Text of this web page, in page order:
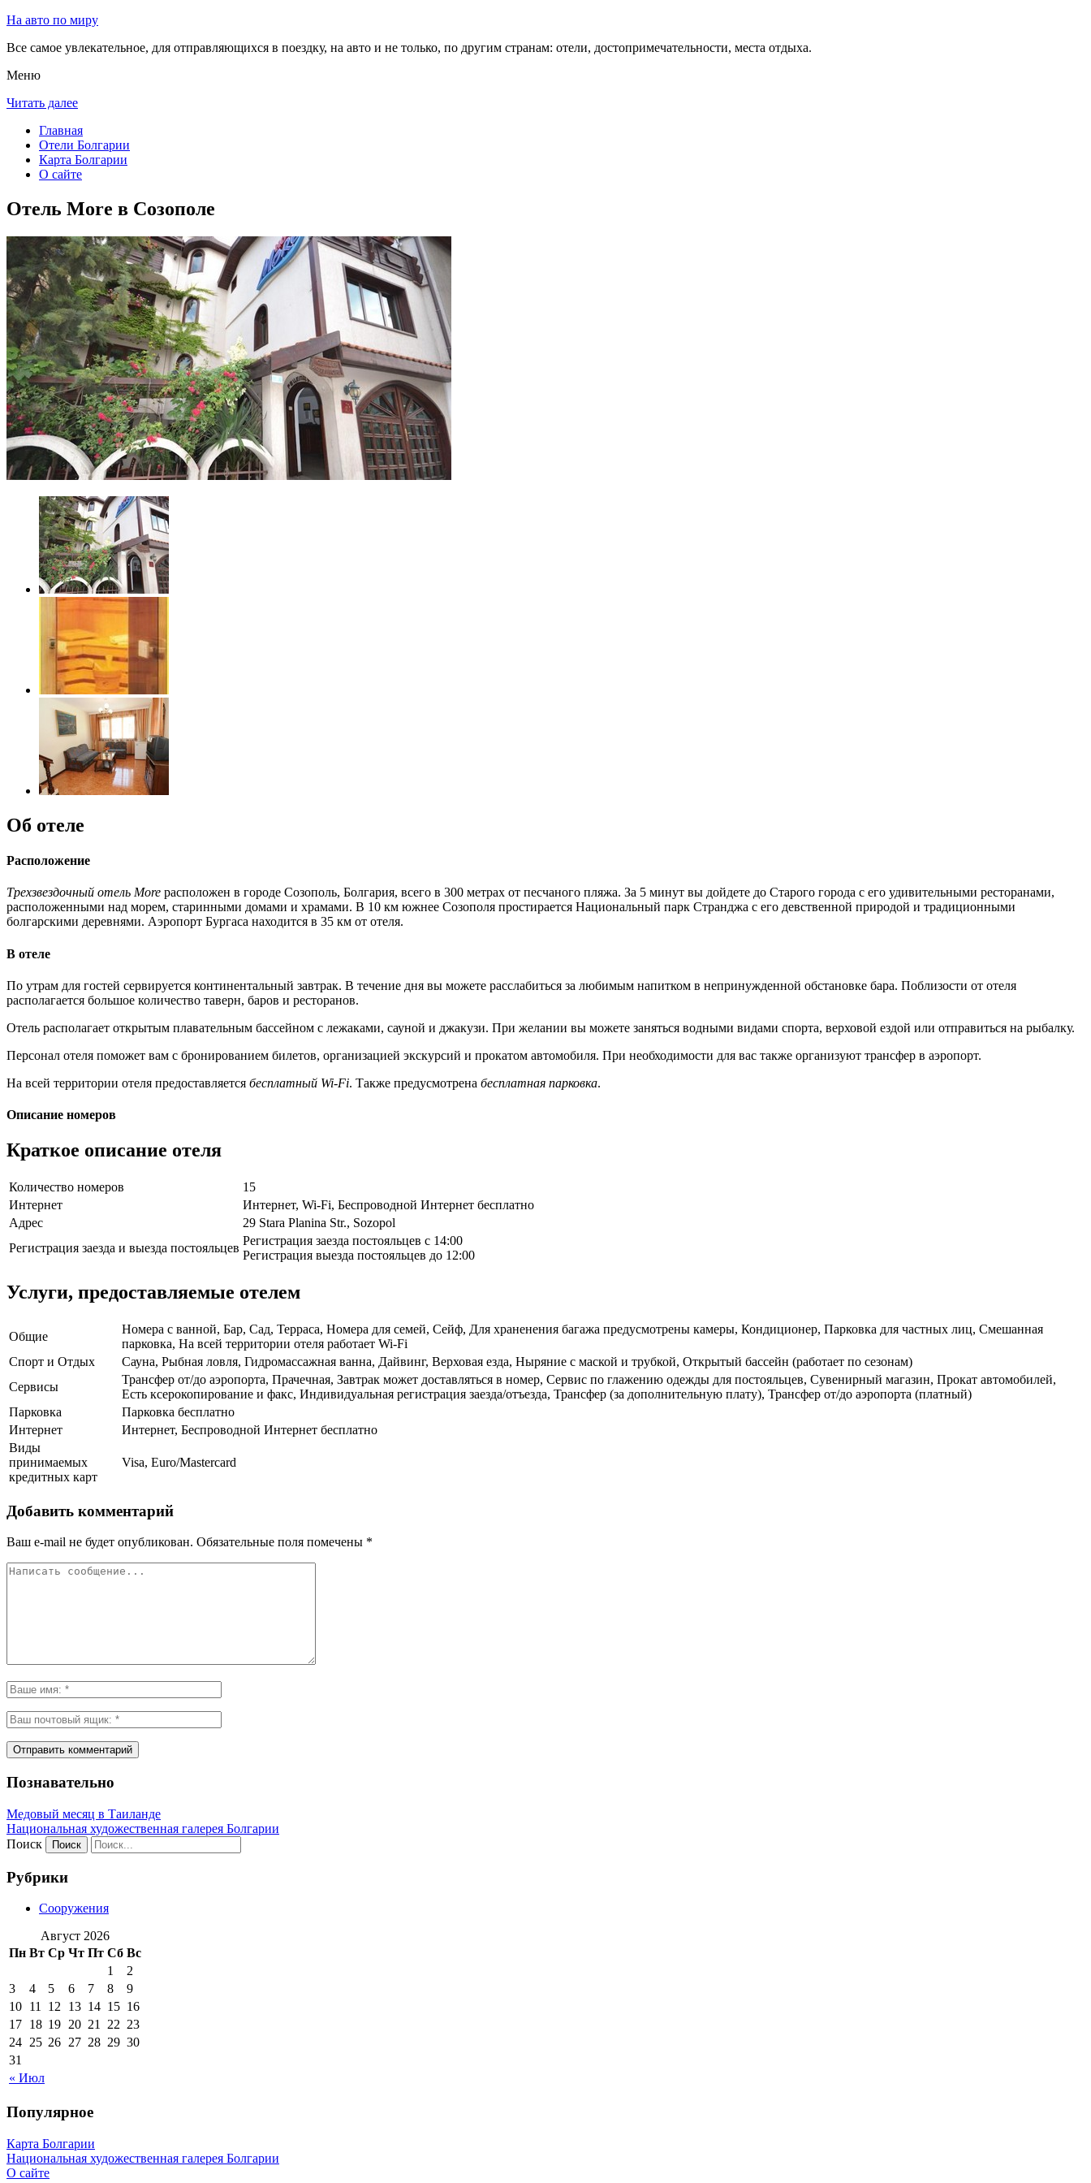
На авто по миру
Все самое увлекательное, для отправляющихся в поездку, на авто и не только, по другим странам: отели, достопримечательности, места отдыха.
Меню
Читать далее
Главная
Отели Болгарии
Карта Болгарии
О сайте
Отель More в Созополе
Об отеле
Расположение
Трехзвездочный отель More расположен в городе Созополь, Болгария, всего в 300 метрах от песчаного пляжа. За 5 минут вы дойдете до Старого города с его удивительными ресторанами,
расположенными над морем, старинными домами и храмами. В 10 км южнее Созополя простирается Национальный парк Странджа с его девственной природой и традиционными
болгарскими деревнями. Аэропорт Бургаса находится в 35 км от отеля.
В отеле
По утрам для гостей сервируется континентальный завтрак. В течение дня вы можете расслабиться за любимым напитком в непринужденной обстановке бара. Поблизости от отеля
располагается большое количество таверн, баров и ресторанов.
Отель располагает открытым плавательным бассейном с лежаками, сауной и джакузи. При желании вы можете заняться водными видами спорта, верховой ездой или отправиться на рыбалку.
Персонал отеля поможет вам с бронированием билетов, организацией экскурсий и прокатом автомобиля. При необходимости для вас также организуют трансфер в аэропорт.
На всей территории отеля предоставляется бесплатный Wi-Fi. Также предусмотрена бесплатная парковка.
Описание номеров
Краткое описание отеля
Количество номеров
15
Интернет
Интернет, Wi-Fi, Беспроводной Интернет бесплатно
Адрес
29 Stara Planina Str., Sozopol
Регистрация заезда и выезда постояльцев
Регистрация заезда постояльцев с 14:00
Регистрация выезда постояльцев до 12:00
Услуги, предоставляемые отелем
Общие
Номера с ванной, Бар, Сад, Терраса, Номера для семей, Сейф, Для храненения багажа предусмотрены камеры, Кондиционер, Парковка для частных лиц, Смешанная
парковка, На всей территории отеля работает Wi-Fi
Спорт и Отдых
Сауна, Рыбная ловля, Гидромассажная ванна, Дайвинг, Верховая езда, Ныряние с маской и трубкой, Открытый бассейн (работает по сезонам)
Сервисы
Трансфер от/до аэропорта, Прачечная, Завтрак может доставляться в номер, Сервис по глажению одежды для постояльцев, Сувенирный магазин, Прокат автомобилей,
Есть ксерокопирование и факс, Индивидуальная регистрация заезда/отъезда, Трансфер (за дополнительную плату), Трансфер от/до аэропорта (платный)
Парковка
Парковка бесплатно
Интернет
Интернет, Беспроводной Интернет бесплатно
Виды
принимаемых
кредитных карт
Visa, Euro/Mastercard
Добавить комментарий
Ваш e-mail не будет опубликован. Обязательные поля помечены *
Познавательно
Медовый месяц в Таиланде
Национальная художественная галерея Болгарии
Поиск
Рубрики
Сооружения
Август 2026
Пн Вт Ср Чт Пт Сб Вс
« Июл
1
2
3
4 5 6 7 8
9
10 11 12 13 14 15 16
17 18 19 20 21 22 23
24 25 26 27 28 29 30
31
Популярное
Карта Болгарии
Национальная художественная галерея Болгарии
О сайте